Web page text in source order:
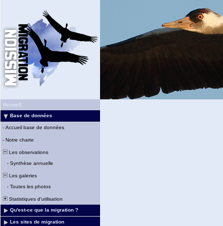
Accueil
Base de données
- Accueil base de données
- Notre charte
Les observations
- Synthèse annuelle
Les galeries
- Toutes les photos
Statistiques d'utilisation
Qu'est-ce que la migration ?
Les sites de migration